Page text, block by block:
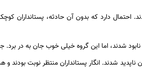
احتمال دارد که بدون آن حادثه، پستانداران
شدند، اما این گروه خیلی خوب جان به در برد.
شدند. انگار پستانداران منتظر نوبت بودند و